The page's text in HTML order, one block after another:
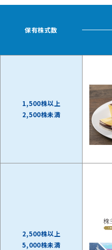
保有株式数
1,500株以上
2,500株未満
2,500株以上
5,000株未満